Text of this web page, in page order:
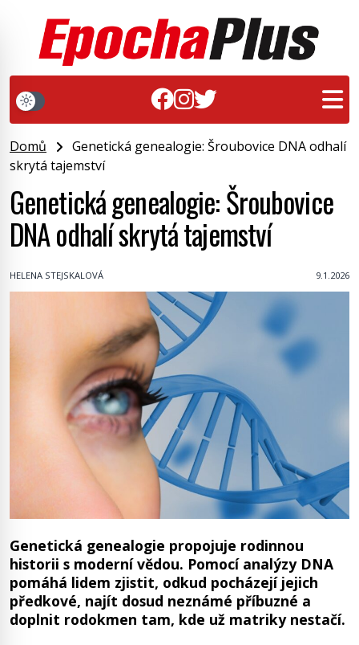
Domů
Genetická genealogie: Šroubovice DNA odhalí
skrytá tajemství
Genetická genealogie: Šroubovice
DNA odhalí skrytá tajemství
HELENA STEJSKALOVÁ 9.1.2026
Genetická genealogie propojuje rodinnou
historii s moderní vědou. Pomocí analýzy DNA
pomáhá lidem zjistit, odkud pocházejí jejich
předkové, najít dosud neznámé příbuzné a
doplnit rodokmen tam, kde už matriky nestačí.